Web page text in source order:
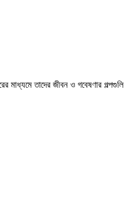
মাধ্যমে তাদের জীবন ও গবেষণার গল্পগুলি